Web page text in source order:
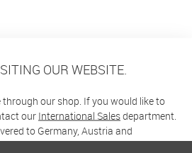
OUR WEBSITE.
through our shop. If you would like to
our International Salesdepartment.
to Germany, Austria and